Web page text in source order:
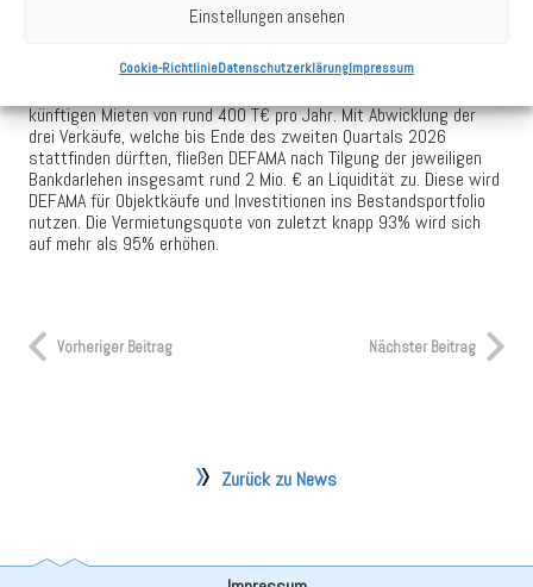
Einstellungen ansehen
Cookie-RichtlinieDatenschutzerklärungImpressum
Dem stehen abgehende Nettokaltmieten von 225 T€ pro Jahr
künftigen Mieten von rund 400 T€ pro Jahr. Mit Abwicklung der
drei Verkäufe, welche bis Ende des zweiten Quartals 2026
stattfinden dürften, fließen DEFAMA nach Tilgung der jeweiligen
Bankdarlehen insgesamt rund 2 Mio. € an Liquidität zu. Diese wird
DEFAMA für Objektkäufe und Investitionen ins Bestandsportfolio
nutzen. Die Vermietungsquote von zuletzt knapp 93% wird sich
auf mehr als 95% erhöhen.
Vorheriger Beitrag Nächster Beitrag
Zurück zu News